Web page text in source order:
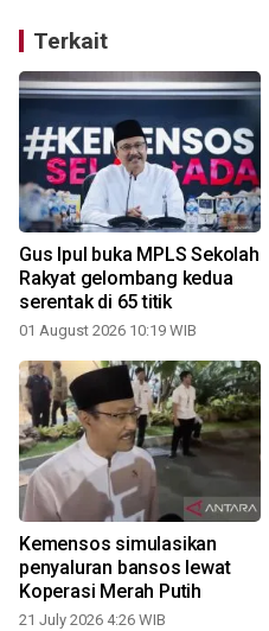
Terkait
Gus Ipul buka MPLS Sekolah
Rakyat gelombang kedua
serentak di 65 titik
01 August 2026 10:19 WIB
Kemensos simulasikan
penyaluran bansos lewat
Koperasi Merah Putih
21 July 2026 4:26 WIB